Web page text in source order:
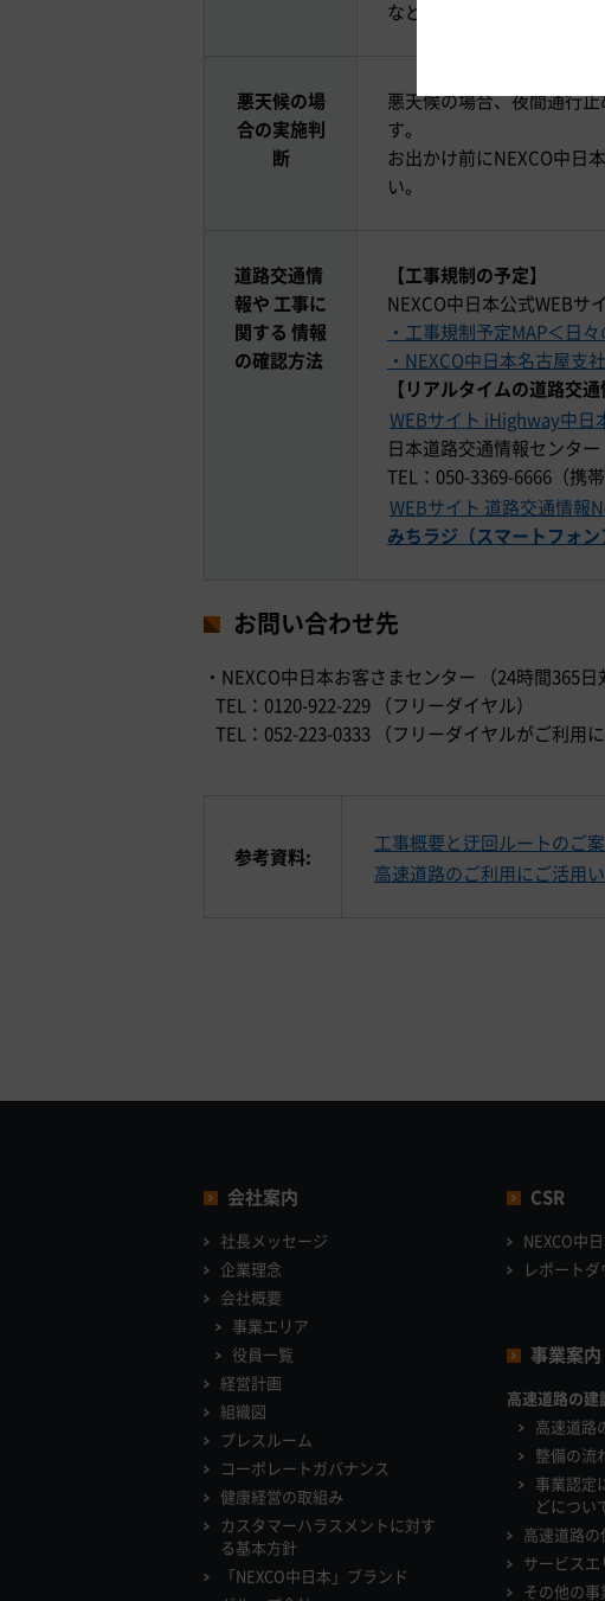
など
悪天候の場
合の実施判
断
悪天候の場合、夜間通行
す。
お出かけ前にNEXCO中日
い。
道路交通情
報や 工事に
関する 情報
の確認方法
【工事規制の予定】
NEXCO中日本公式WEBサ
・工事規制予定MAP＜日
・NEXCO中日本名古屋支
【リアルタイムの道路交通
WEBサイト iHighway中日
日本道路交通情報センター
TEL：050-3369-6666（携
WEBサイト 道路交通情報
みちラジ（スマートフォン
お問い合わせ先
・NEXCO中日本お客さまセンター （24時間365日
TEL：0120-922-229 （フリーダイヤル）
TEL：052-223-0333 （フリーダイヤルがご利用
参考資料:
工事概要と迂回ルートのご
高速道路のご利用にご活用
会社案内
社長メッセージ
企業理念
会社概要
事業エリア
役員一覧
経営計画
組織図
プレスルーム
コーポレートガバナンス
健康経営の取組み
カスタマーハラスメントに対す
る基本方針
「NEXCO中日本」ブランド
CSR
NEXCO中
レポート
事業案内
高速道路の建
高速道路
整備の流
事業認定
どについ
高速道路の
サービス
その他の事